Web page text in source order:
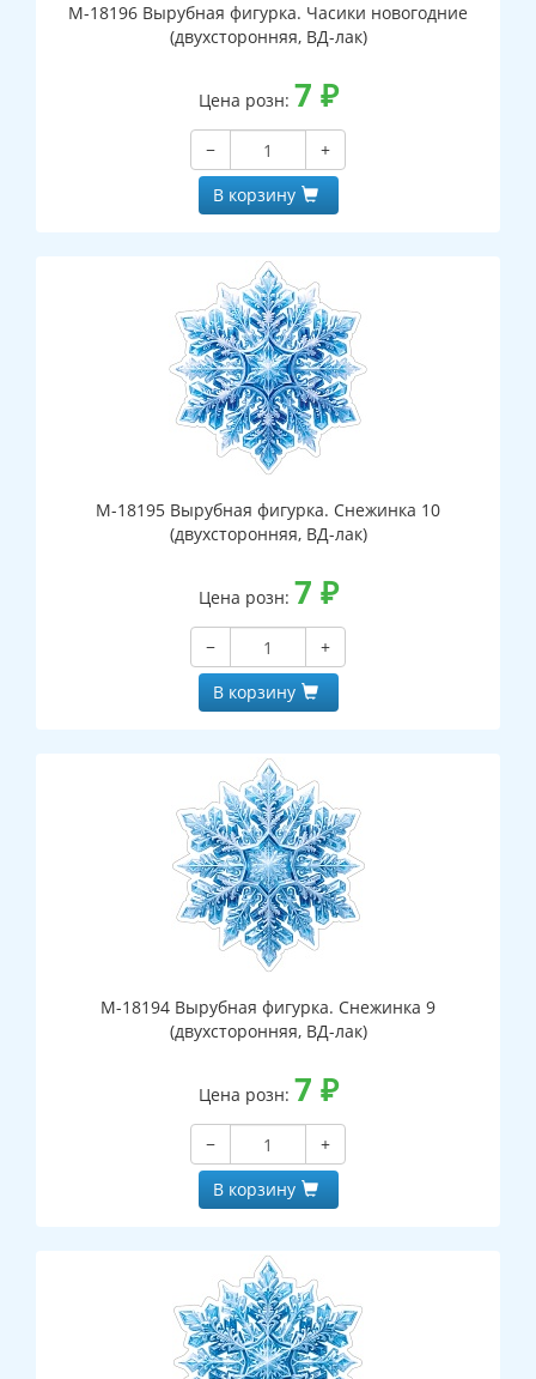
М-18196 Вырубная фигурка. Часики новогодние
(двухсторонняя, ВД-лак)
Цена розн: 7 ₽
−
+
В корзину
М-18195 Вырубная фигурка. Снежинка 10
(двухсторонняя, ВД-лак)
Цена розн: 7 ₽
−
+
В корзину
М-18194 Вырубная фигурка. Снежинка 9
(двухсторонняя, ВД-лак)
Цена розн: 7 ₽
−
+
В корзину